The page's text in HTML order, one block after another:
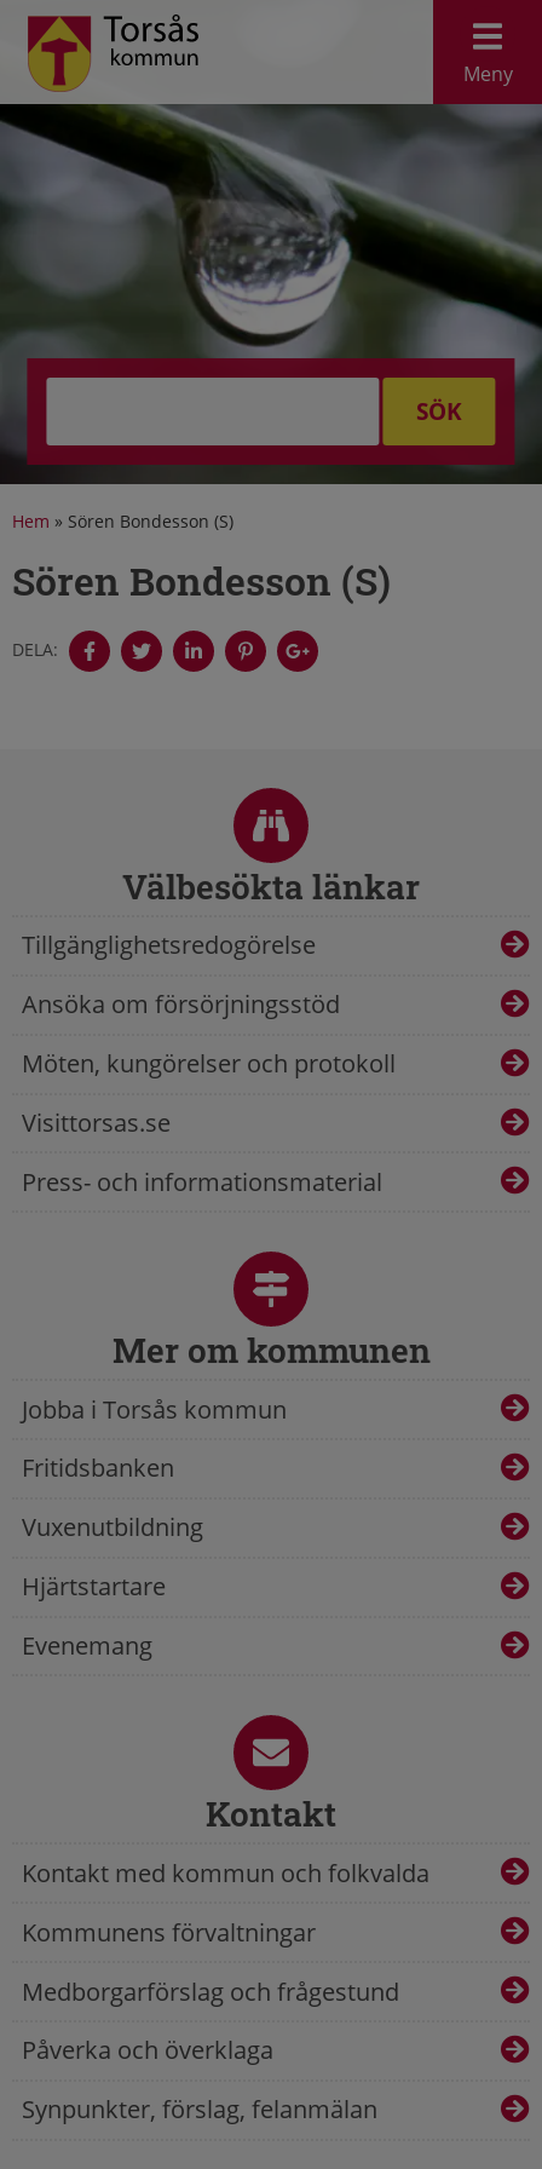
Meny
SÖK
Hem » Sören Bondesson (S)
Sören Bondesson (S)
DELA:
Välbesökta länkar
Tillgänglighetsredogörelse
Ansöka om försörjningsstöd
Möten, kungörelser och protokoll
Visittorsas.se
Press- och informationsmaterial
Mer om kommunen
Jobba i Torsås kommun
Fritidsbanken
Vuxenutbildning
Hjärtstartare
Evenemang
Kontakt
Kontakt med kommun och folkvalda
Kommunens förvaltningar
Medborgarförslag och frågestund
Påverka och överklaga
Synpunkter, förslag, felanmälan